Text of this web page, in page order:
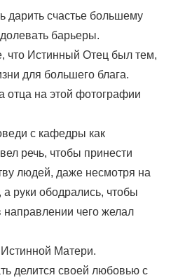
дарить счастье большему
барьеры.
что Истинный Отец был тем,
для большего блага.
отца на этой фотографии
с кафедры как
речь, чтобы принести
людей, даже несмотря на
а руки ободрались, чтобы
направлении чего желал
Матери.
делится своей любовью с